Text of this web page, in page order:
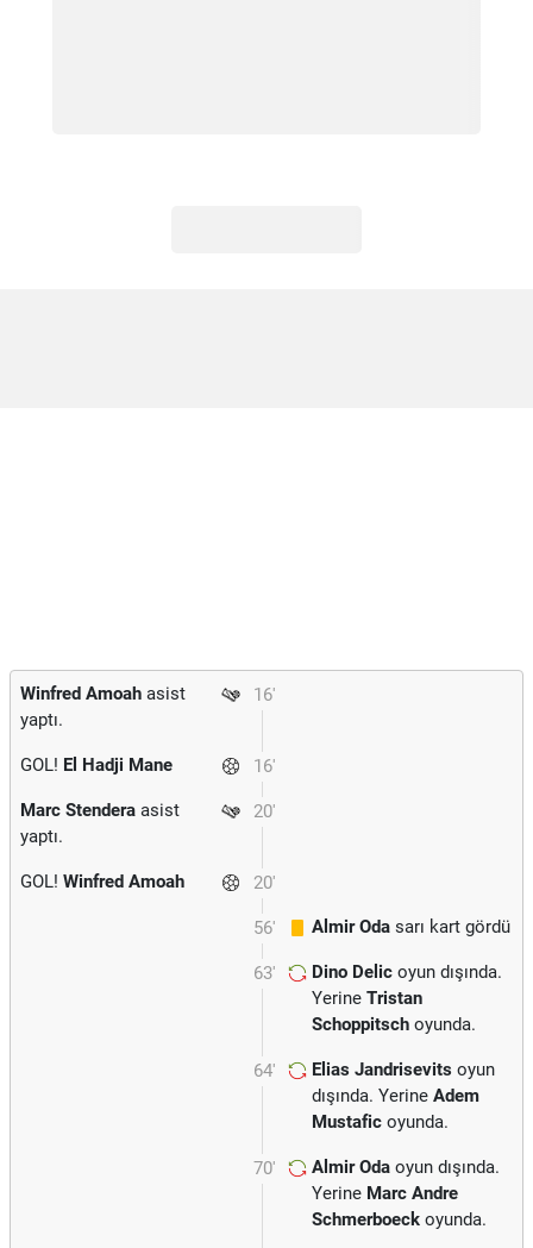
16'
Winfred Amoah asist
yaptı.
16'
GOL! El Hadji Mane
20'
Marc Stendera asist
yaptı.
20'
GOL! Winfred Amoah
56' Almir Oda sarı kart gördü
63' Dino Delic oyun dışında.
Yerine Tristan
Schoppitsch oyunda.
64' Elias Jandrisevits oyun
dışında. Yerine Adem
Mustafic oyunda.
70' Almir Oda oyun dışında.
Yerine Marc Andre
Schmerboeck oyunda.